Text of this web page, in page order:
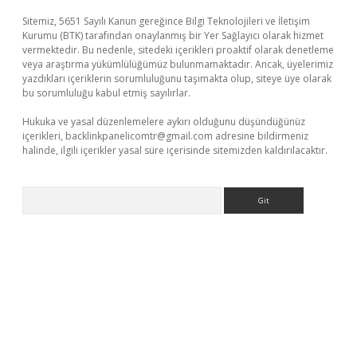
Sitemiz, 5651 Sayılı Kanun gereğince Bilgi Teknolojileri ve İletişim
Kurumu (BTK) tarafından onaylanmış bir Yer Sağlayıcı olarak hizmet
vermektedir. Bu nedenle, sitedeki içerikleri proaktif olarak denetleme
veya araştırma yükümlülüğümüz bulunmamaktadır. Ancak, üyelerimiz
yazdıkları içeriklerin sorumluluğunu taşımakta olup, siteye üye olarak
bu sorumluluğu kabul etmiş sayılırlar.
Hukuka ve yasal düzenlemelere aykırı olduğunu düşündüğünüz
içerikleri, backlinkpanelicomtr@gmail.com adresine bildirmeniz
halinde, ilgili içerikler yasal süre içerisinde sitemizden kaldırılacaktır.